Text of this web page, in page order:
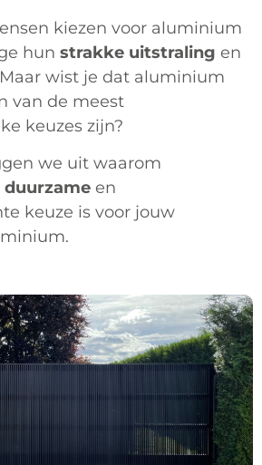
kiezen voor aluminium
hun strakke uitstraling en
wist je dat aluminium
van de meest
keuzes zijn?
we uit waarom
duurzame en
keuze is voor jouw